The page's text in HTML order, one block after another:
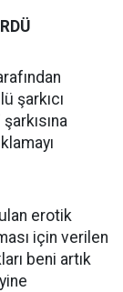
şarkıcı
erotik
için verilen
beni artık